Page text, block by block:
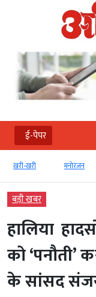
ई-पेपर
खरी-खरी मनोरंजन
बड़ी खबर
हालिया
को ‘पनौती’
के सांसद